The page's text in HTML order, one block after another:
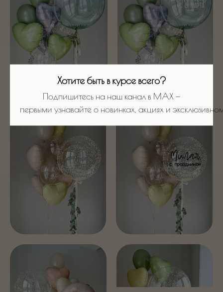
Хотите быть в курсе всего?
Подпишитесь на наш канал в MAX —
первыми узнавайте о новинках, акциях и